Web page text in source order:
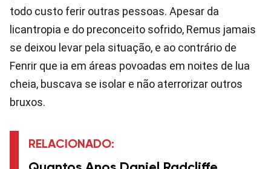
todo custo ferir outras pessoas. Apesar da
licantropia e do preconceito sofrido, Remus jamais
se deixou levar pela situação, e ao contrário de
Fenrir que ia em áreas povoadas em noites de lua
cheia, buscava se isolar e não aterrorizar outros
bruxos.
RELACIONADO: